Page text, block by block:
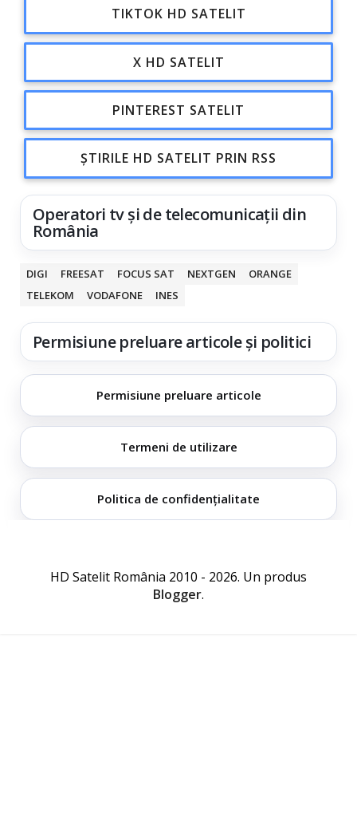
TIKTOK HD SATELIT
X HD SATELIT
PINTEREST SATELIT
ȘTIRILE HD SATELIT PRIN RSS
Operatori tv și de telecomunicații din
România
DIGI FREESAT FOCUS SAT NEXTGEN
ORANGE
TELEKOM
VODAFONE INES
Permisiune preluare articole și politici
Permisiune preluare articole
Termeni de utilizare
Politica de confidențialitate
HD Satelit România 2010 - 2026. Un produs
Blogger.